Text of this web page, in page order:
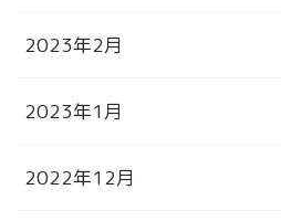
2023年2月
2023年1月
2022年12月